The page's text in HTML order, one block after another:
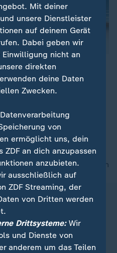
Brand in einer
und Obdachlose zwei
drei weitere wurden
ist noch nichts
nach oben
Mit deiner
unsere Dienstleister
auf deinem Gerät
Dabei geben wir
Einwilligung nicht an
direkten
deine Daten
Zwecken.
von
ermöglicht uns, dein
ZDF an dich anzupassen
anzubieten.
ausschließlich auf
ZDF Streaming, der
von Dritten werden
Drittsysteme:Wir
und Dienste von
anderem um das Teilen